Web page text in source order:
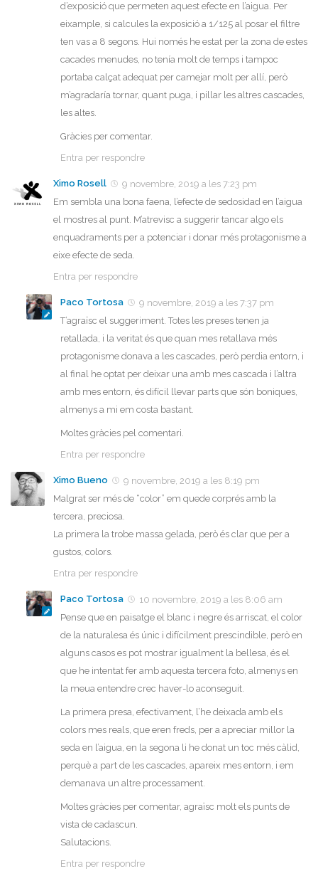
d’exposició que permeten aquest efecte en l’aigua. Per
eixample, si calcules la exposició a 1/125 al posar el filtre
ten vas a 8 segons. Hui només he estat per la zona de estes
cacades menudes, no tenía molt de temps i tampoc
portaba calçat adequat per camejar molt per allí, però
m’agradaría tornar, quant puga, i pillar les altres cascades,
les altes.
Gràcies per comentar.
Entra per respondre
Ximo Rosell
9 novembre, 2019 a les 7:23 pm
Em sembla una bona faena, l’efecte de sedosidad en l’aigua
el mostres al punt. M’atrevisc a suggerir tancar algo els
enquadraments per a potenciar i donar més protagonisme a
eixe efecte de seda.
Entra per respondre
Paco Tortosa
9 novembre, 2019 a les 7:37 pm
T’agraïsc el suggeriment. Totes les preses tenen ja
retallada, i la veritat és que quan mes retallava més
protagonisme donava a les cascades, però perdia entorn, i
al final he optat per deixar una amb mes cascada i l’altra
amb mes entorn, és difícil llevar parts que són boniques,
almenys a mi em costa bastant.
Moltes gràcies pel comentari.
Entra per respondre
Ximo Bueno
9 novembre, 2019 a les 8:19 pm
Malgrat ser més de “color” em quede corprés amb la
tercera, preciosa.
La primera la trobe massa gelada, però és clar que per a
gustos, colors.
Entra per respondre
Paco Tortosa
10 novembre, 2019 a les 8:06 am
Pense que en paisatge el blanc i negre és arriscat, el color
de la naturalesa és únic i difícilment prescindible, però en
alguns casos es pot mostrar igualment la bellesa, és el
que he intentat fer amb aquesta tercera foto, almenys en
la meua entendre crec haver-lo aconseguit.
La primera presa, efectivament, l’he deixada amb els
colors mes reals, que eren freds, per a apreciar millor la
seda en l’aigua, en la segona li he donat un toc més càlid,
perquè a part de les cascades, apareix mes entorn, i em
demanava un altre processament.
Moltes gràcies per comentar, agraïsc molt els punts de
vista de cadascun.
Salutacions.
Entra per respondre